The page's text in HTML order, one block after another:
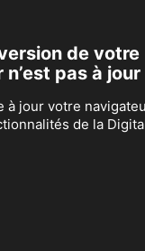
de votre
pas à jour
à jour votre
de la